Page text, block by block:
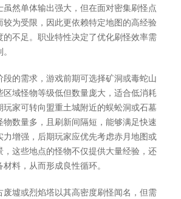
虽然单体输出强大，但在面对密集刷怪点
较为受限，因此更依赖特定地图的高经验
的不足。职业特性决定了优化刷怪效率需
段的需求，游戏前期可选择矿洞或毒蛇山
区域怪物等级低但数量庞大，适合低消耗
玩家可转向盟重土城附近的蜈蚣洞或石墓
物数量多，且刷新间隔短，能够满足快速
力增强，后期玩家应优先考虑赤月地图或
，这些地点的怪物不仅提供大量经验，还
料，从而形成良性循环。
废墟或烈焰塔以其高密度刷怪闻名，但需